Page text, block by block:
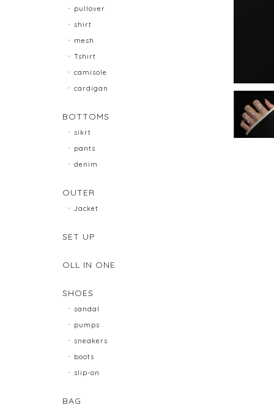
pullover
shirt
mesh
Tshirt
camisole
cardigan
BOTTOMS
sikrt
pants
denim
OUTER
Jacket
SET UP
OLL IN ONE
SHOES
sandal
pumps
sneakers
boots
slip-on
BAG